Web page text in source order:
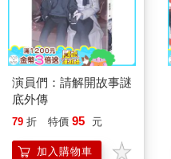
演員們：請解開故事謎
底外傳
79 折 特價 95 元
加入購物車